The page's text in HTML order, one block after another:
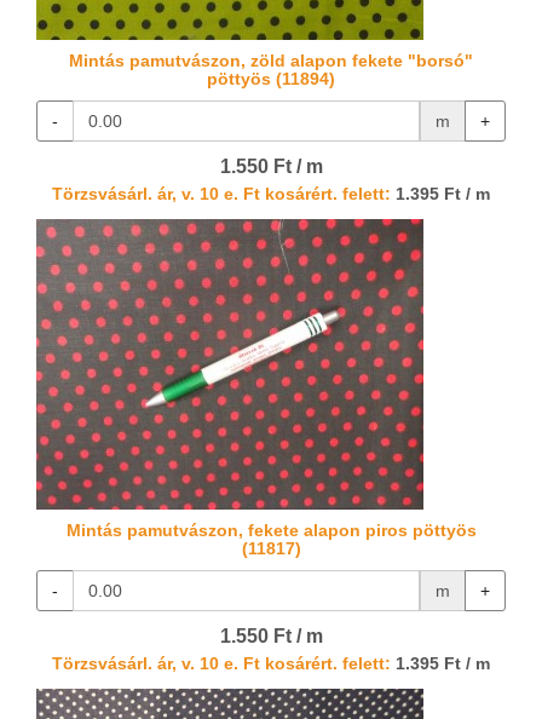
Mintás pamutvászon, zöld alapon fekete "borsó"
pöttyös (11894)
- m +
1.550 Ft / m
Törzsvásárl. ár, v. 10 e. Ft kosárért. felett: 1.395 Ft / m
Mintás pamutvászon, fekete alapon piros pöttyös
(11817)
- m +
1.550 Ft / m
Törzsvásárl. ár, v. 10 e. Ft kosárért. felett: 1.395 Ft / m